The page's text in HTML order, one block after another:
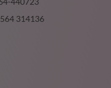
314136